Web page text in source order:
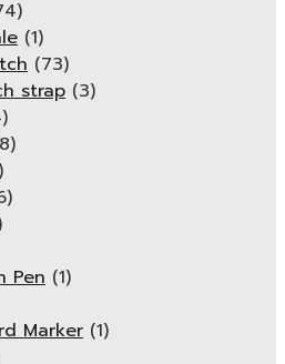
(1)
(73)
strap (3)
Pen (1)
Marker (1)